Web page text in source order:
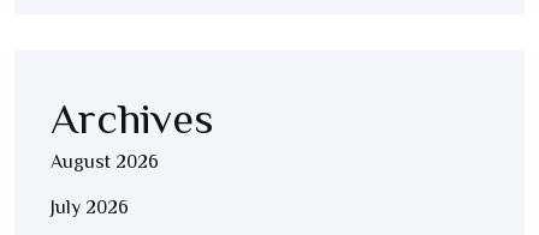
Archives
August 2026
July 2026